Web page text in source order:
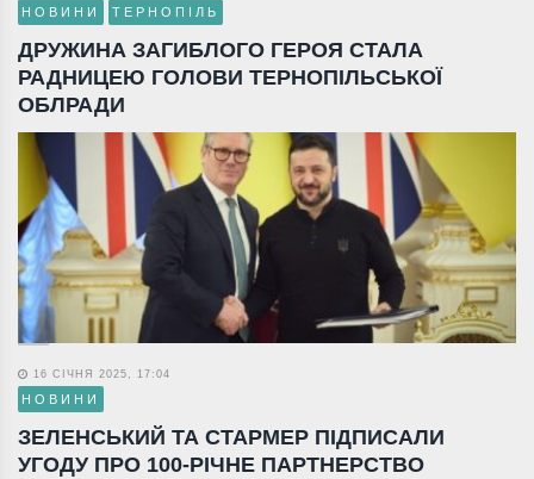
НОВИНИ ТЕРНОПІЛЬ
ДРУЖИНА ЗАГИБЛОГО ГЕРОЯ СТАЛА
РАДНИЦЕЮ ГОЛОВИ ТЕРНОПІЛЬСЬКОЇ
ОБЛРАДИ
16 СІЧНЯ 2025, 17:04
НОВИНИ
ЗЕЛЕНСЬКИЙ ТА СТАРМЕР ПІДПИСАЛИ
УГОДУ ПРО 100-РІЧНЕ ПАРТНЕРСТВО